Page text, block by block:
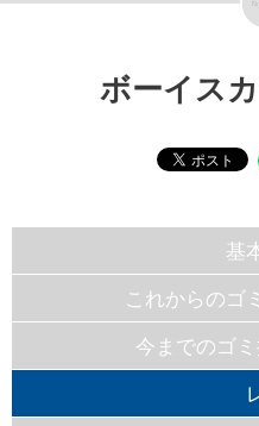
ボーイス
基
これからのゴ
今までのゴ